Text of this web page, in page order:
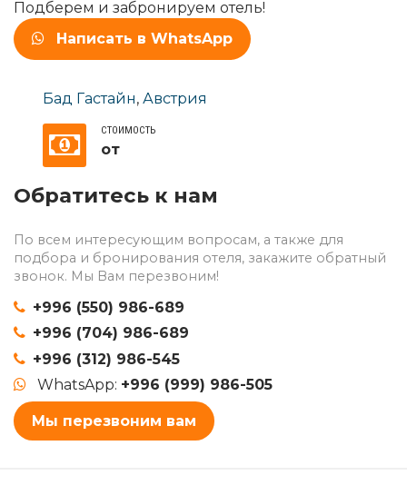
Подберем и забронируем отель!
Написать в WhatsApp
Бад Гастайн, Австрия
СТОИМОСТЬ
от
Обратитесь к нам
По всем интересующим вопросам, а также для
подбора и бронирования отеля, закажите обратный
звонок. Мы Вам перезвоним!
+996 (550) 986-689
+996 (704) 986-689
+996 (312) 986-545
WhatsApp: +996 (999) 986-505
Мы перезвоним вам